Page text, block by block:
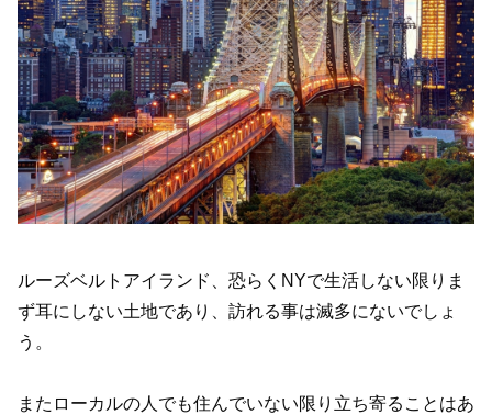
ルーズベルトアイランド、恐らくNYで生活しない限りま
ず耳にしない土地であり、訪れる事は滅多にないでしょ
う。
またローカルの人でも住んでいない限り立ち寄ることはあ